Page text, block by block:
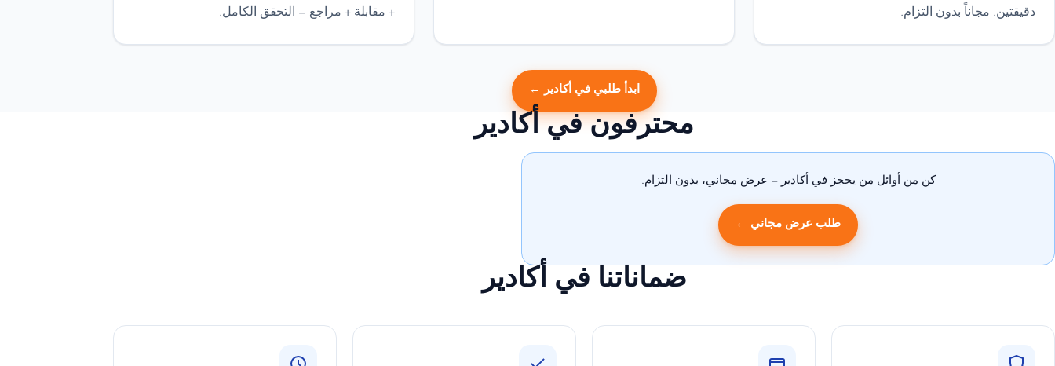
دقيقتين. مجاناً بدون التزام.
+ مقابلة + مراجع — التحقق الكامل.
ابدأ طلبي في أكادير ←
محترفون في أكادير
كن من أوائل من يحجز في أكادير — عرض مجاني، بدون التزام.
طلب عرض مجاني ←
ضماناتنا في أكادير